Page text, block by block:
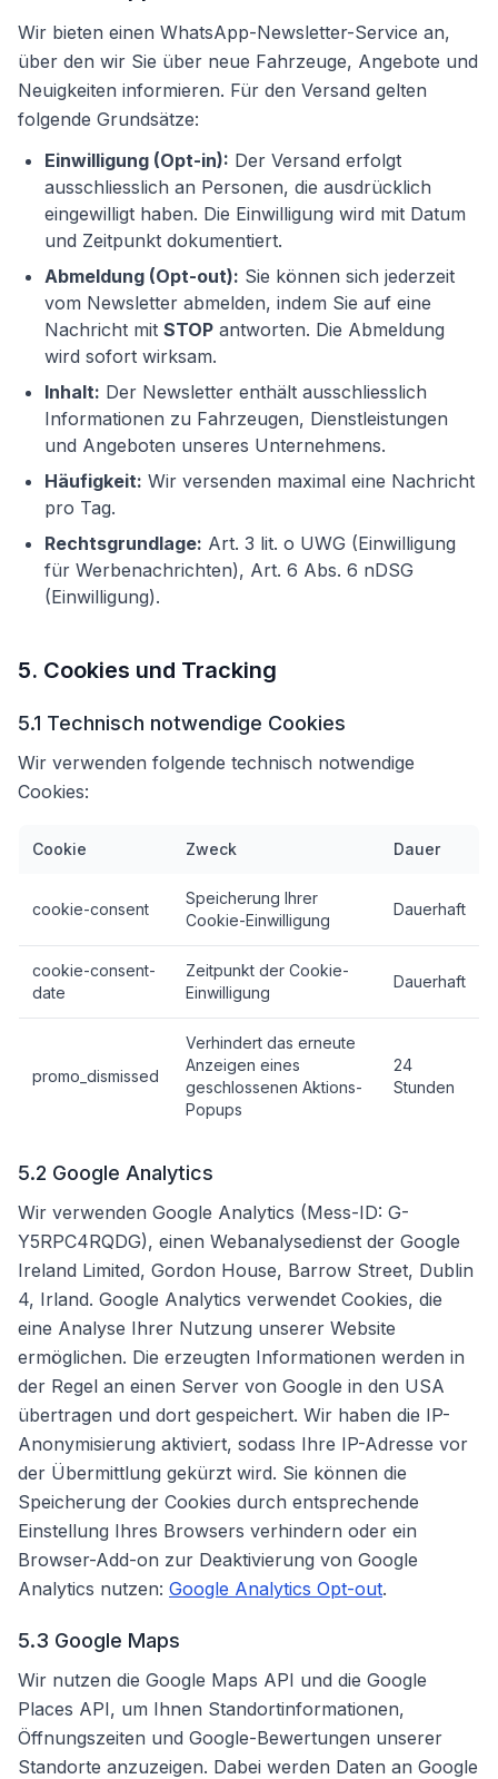
Wir bieten einen WhatsApp-Newsletter-Service an,
über den wir Sie über neue Fahrzeuge, Angebote und
Neuigkeiten informieren. Für den Versand gelten
folgende Grundsätze:
Einwilligung (Opt-in): Der Versand erfolgt
ausschliesslich an Personen, die ausdrücklich
eingewilligt haben. Die Einwilligung wird mit Datum
und Zeitpunkt dokumentiert.
Abmeldung (Opt-out): Sie können sich jederzeit
vom Newsletter abmelden, indem Sie auf eine
Nachricht mit STOP antworten. Die Abmeldung
wird sofort wirksam.
Inhalt: Der Newsletter enthält ausschliesslich
Informationen zu Fahrzeugen, Dienstleistungen
und Angeboten unseres Unternehmens.
Häufigkeit: Wir versenden maximal eine Nachricht
pro Tag.
Rechtsgrundlage: Art. 3 lit. o UWG (Einwilligung
für Werbenachrichten), Art. 6 Abs. 6 nDSG
(Einwilligung).
5. Cookies und Tracking
5.1 Technisch notwendige Cookies
Wir verwenden folgende technisch notwendige
Cookies:
Cookie Zweck Dauer
cookie-consent
Speicherung Ihrer
Cookie-Einwilligung
Dauerhaft
cookie-consent-
date
Zeitpunkt der Cookie-
Einwilligung
Dauerhaft
promo_dismissed
Verhindert das erneute
Anzeigen eines
geschlossenen Aktions-
Popups
24
Stunden
5.2 Google Analytics
Wir verwenden Google Analytics (Mess-ID: G-
Y5RPC4RQDG), einen Webanalysedienst der Google
Ireland Limited, Gordon House, Barrow Street, Dublin
4, Irland. Google Analytics verwendet Cookies, die
eine Analyse Ihrer Nutzung unserer Website
ermöglichen. Die erzeugten Informationen werden in
der Regel an einen Server von Google in den USA
übertragen und dort gespeichert. Wir haben die IP-
Anonymisierung aktiviert, sodass Ihre IP-Adresse vor
der Übermittlung gekürzt wird. Sie können die
Speicherung der Cookies durch entsprechende
Einstellung Ihres Browsers verhindern oder ein
Browser-Add-on zur Deaktivierung von Google
Analytics nutzen: Google Analytics Opt-out.
5.3 Google Maps
Wir nutzen die Google Maps API und die Google
Places API, um Ihnen Standortinformationen,
Öffnungszeiten und Google-Bewertungen unserer
Standorte anzuzeigen. Dabei werden Daten an Google